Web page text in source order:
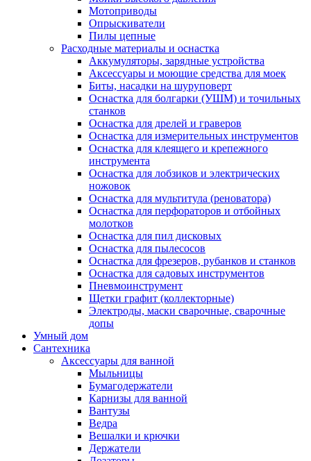
Мотоприводы
Опрыскиватели
Пилы цепные
Расходные материалы и оснастка
Аккумуляторы, зарядные устройства
Аксессуары и моющие средства для моек
Биты, насадки на шуруповерт
Оснастка для болгарки (УШМ) и точильных
станков
Оснастка для дрелей и граверов
Оснастка для измерительных инструментов
Оснастка для клеящего и крепежного
инструмента
Оснастка для лобзиков и электрических
ножовок
Оснастка для мультитула (реноватора)
Оснастка для перфораторов и отбойных
молотков
Оснастка для пил дисковых
Оснастка для пылесосов
Оснастка для фрезеров, рубанков и станков
Оснастка для садовых инструментов
Пневмоинструмент
Щетки графит (коллекторные)
Электроды, маски сварочные, сварочные
допы
Умный дом
Сантехника
Аксессуары для ванной
Мыльницы
Бумагодержатели
Карнизы для ванной
Вантузы
Ведра
Вешалки и крючки
Держатели